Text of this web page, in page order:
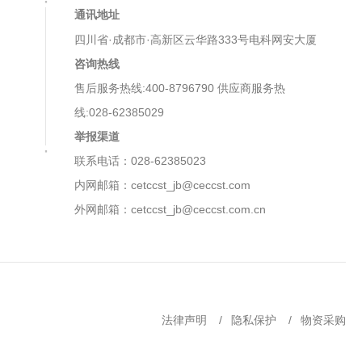
通讯地址
四川省·成都市·高新区云华路333号电科网安大厦
咨询热线
售后服务热线:400-8796790 供应商服务热
线:028-62385029
举报渠道
联系电话：028-62385023
内网邮箱：cetccst_jb@ceccst.com
外网邮箱：cetccst_jb@ceccst.com.cn
法律声明 隐私保护 物资采购